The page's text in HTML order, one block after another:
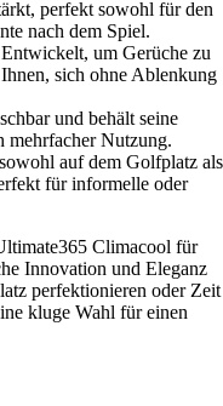
perfekt sowohl für den
nach dem Spiel.
Entwickelt, um Gerüche zu
sich ohne Ablenkung
und behält seine
mehrfacher Nutzung.
auf dem Golfplatz als
für informelle oder
Climacool für
Innovation und Eleganz
perfektionieren oder Zeit
kluge Wahl für einen